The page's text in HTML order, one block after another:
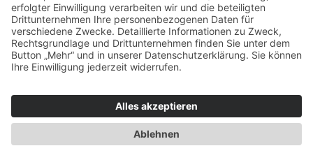
darin wohnen.
Jetzt Ermittlung starten »
Regional